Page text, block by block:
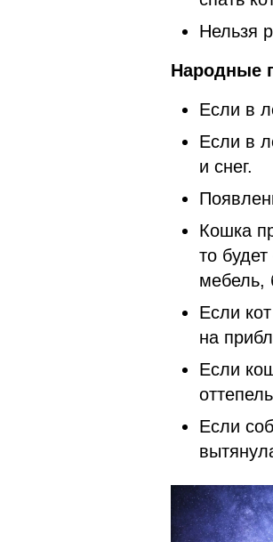
Нельзя
Народные
Если в
Если в
и снег.
Кошка
то
мебель,
Если
на
Если
Если